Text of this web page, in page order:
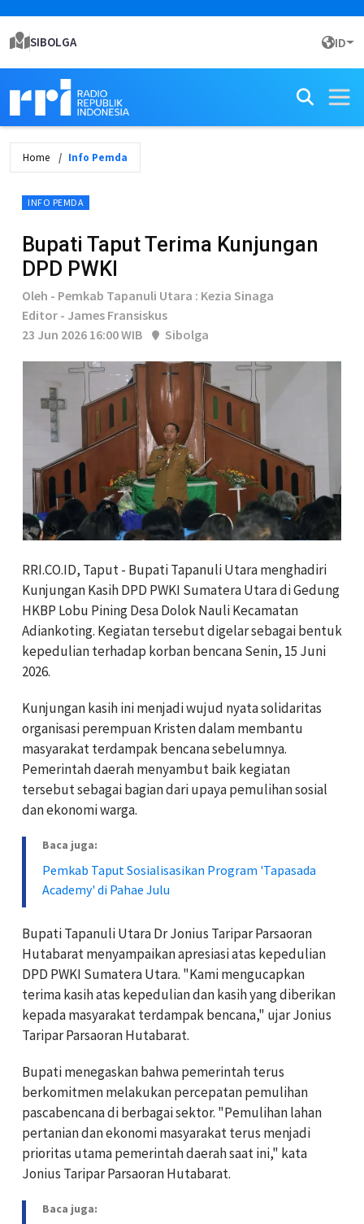
SIBOLGA ID
Home Info Pemda
INFO PEMDA
Bupati Taput Terima Kunjungan
DPD PWKI
Oleh - Pemkab Tapanuli Utara : Kezia Sinaga
Editor - James Fransiskus
23 Jun 2026 16:00 WIB
Sibolga
RRI.CO.ID, Taput - Bupati Tapanuli Utara menghadiri
Kunjungan Kasih DPD PWKI Sumatera Utara di Gedung
HKBP Lobu Pining Desa Dolok Nauli Kecamatan
Adiankoting. Kegiatan tersebut digelar sebagai bentuk
kepedulian terhadap korban bencana Senin, 15 Juni
2026.
Kunjungan kasih ini menjadi wujud nyata solidaritas
organisasi perempuan Kristen dalam membantu
masyarakat terdampak bencana sebelumnya.
Pemerintah daerah menyambut baik kegiatan
tersebut sebagai bagian dari upaya pemulihan sosial
dan ekonomi warga.
Baca juga:
Pemkab Taput Sosialisasikan Program 'Tapasada
Academy' di Pahae Julu
Bupati Tapanuli Utara Dr Jonius Taripar Parsaoran
Hutabarat menyampaikan apresiasi atas kepedulian
DPD PWKI Sumatera Utara. "Kami mengucapkan
terima kasih atas kepedulian dan kasih yang diberikan
kepada masyarakat terdampak bencana," ujar Jonius
Taripar Parsaoran Hutabarat.
Bupati menegaskan bahwa pemerintah terus
berkomitmen melakukan percepatan pemulihan
pascabencana di berbagai sektor. "Pemulihan lahan
pertanian dan ekonomi masyarakat terus menjadi
prioritas utama pemerintah daerah saat ini," kata
Jonius Taripar Parsaoran Hutabarat.
Baca juga: